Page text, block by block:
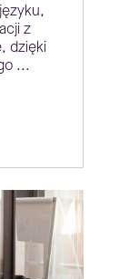
z
dzięki
...